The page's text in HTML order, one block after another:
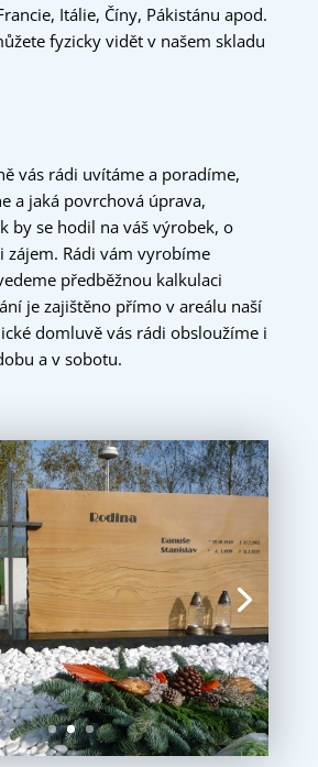
Itálie, Číny, Pákistánu apod.
fyzicky vidět v našem skladu
vás rádi uvítáme a poradíme,
a jaká povrchová úprava,
by se hodil na váš výrobek, o
zájem. Rádi vám vyrobíme
předběžnou kalkulaci
je zajištěno přímo v areálu naší
domluvě vás rádi obsloužíme i
a v sobotu.